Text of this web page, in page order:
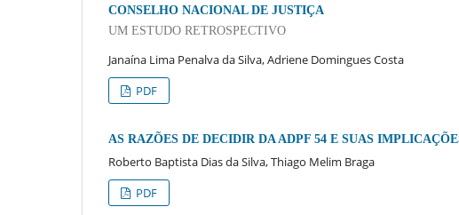
CONSELHO NACIONAL DE JUSTIÇA
UM ESTUDO RETROSPECTIVO
Janaína Lima Penalva da Silva, Adriene Domingues Costa
PDF
AS RAZÕES DE DECIDIR DA ADPF 54 E SUAS
Roberto Baptista Dias da Silva, Thiago Melim Braga
PDF